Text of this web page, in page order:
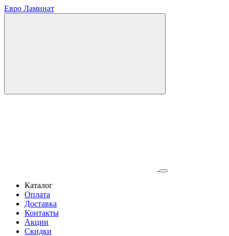
Евро Ламинат
Каталог
Оплата
Доставка
Контакты
Акции
Скидки